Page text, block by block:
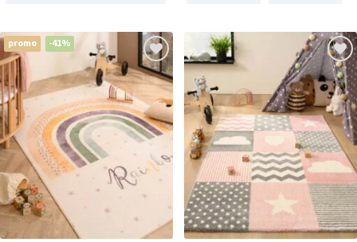
promo -41%
Je profite de ma réduction →
350.000+ peronnes t'ontdéjà rejoint